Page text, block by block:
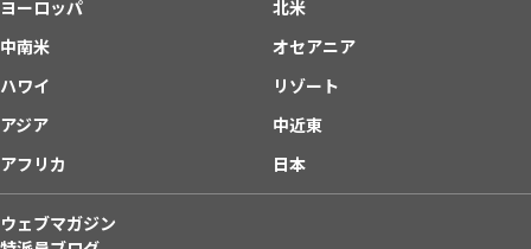
ヨーロッパ
北米
中南米
オセアニア
ハワイ
リゾート
アジア
中近東
アフリカ
日本
ウェブマガジン